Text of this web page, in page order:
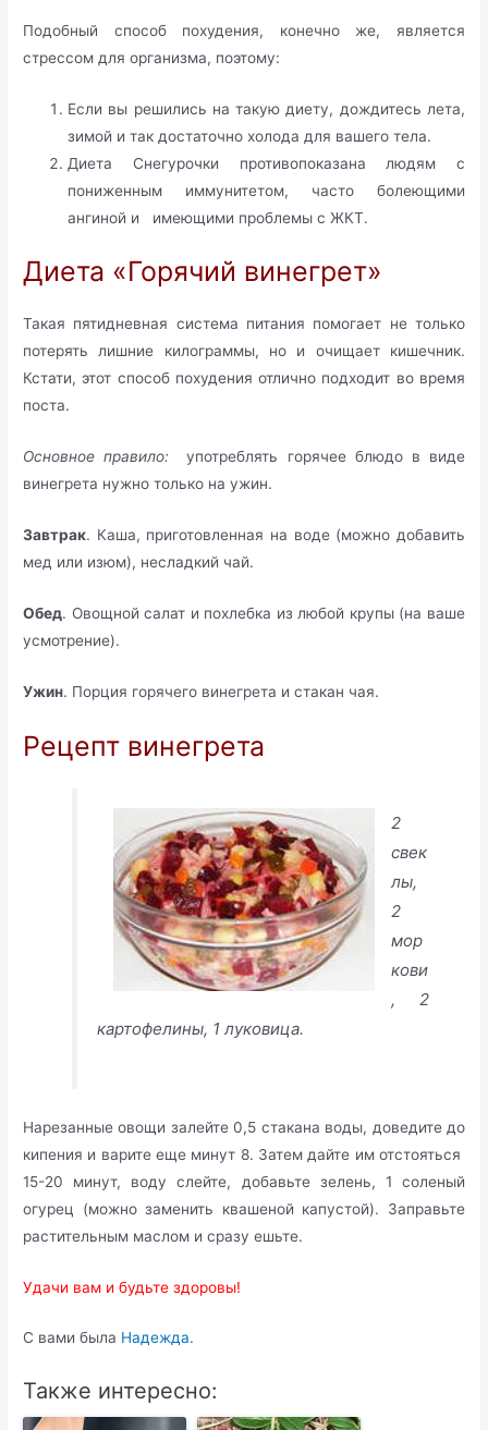
Подобный способ похудения, конечно же, является
стрессом для организма, поэтому:
Если вы решились на такую диету, дождитесь лета,
зимой и так достаточно холода для вашего тела.
Диета Снегурочки противопоказана людям с
пониженным иммунитетом, часто болеющими
ангиной и имеющими проблемы с ЖКТ.
Диета «Горячий винегрет»
Такая пятидневная система питания помогает не только
потерять лишние килограммы, но и очищает кишечник.
Кстати, этот способ похудения отлично подходит во время
поста.
Основное правило: употреблять горячее блюдо в виде
винегрета нужно только на ужин.
Завтрак. Каша, приготовленная на воде (можно добавить
мед или изюм), несладкий чай.
Обед. Овощной салат и похлебка из любой крупы (на ваше
усмотрение).
Ужин. Порция горячего винегрета и стакан чая.
Рецепт винегрета
2
свек
лы,
2
мор
кови
, 2
картофелины, 1 луковица.
Нарезанные овощи залейте 0,5 стакана воды, доведите до
кипения и варите еще минут 8. Затем дайте им отстояться
15-20 минут, воду слейте, добавьте зелень, 1 соленый
огурец (можно заменить квашеной капустой). Заправьте
растительным маслом и сразу ешьте.
Удачи вам и будьте здоровы!
С вами была Надежда.
Также интересно: